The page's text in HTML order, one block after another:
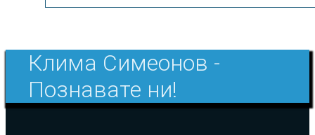
Клима Симеонов -
Познавате ни!